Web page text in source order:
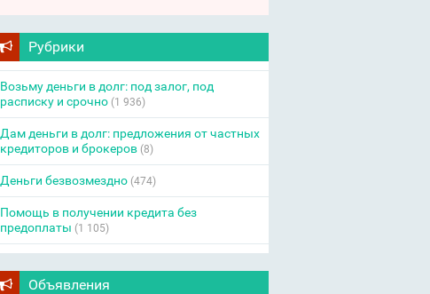
Рубрики
Возьму деньги в долг: под залог, под
расписку и срочно(1 936)
Дам деньги в долг: предложения от частных
кредиторов и брокеров(8)
Деньги безвозмездно(474)
Помощь в получении кредита без
предоплаты (1 105)
Объявления